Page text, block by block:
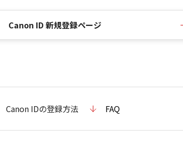
Canon ID 新規登録ページ
Canon IDの登録方法 FAQ